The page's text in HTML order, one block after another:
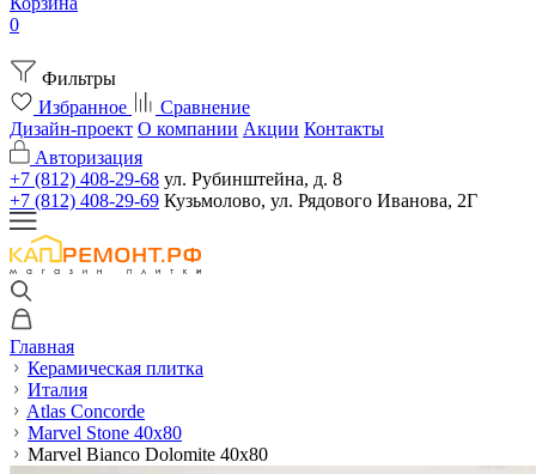
0
Фильтры
Избранное
Сравнение
Дизайн-проект О компании Акции Контакты
Авторизация
+7 (812) 408-29-68 ул. Рубинштейна, д. 8
+7 (812) 408-29-69 Кузьмолово, ул. Рядового Иванова, 2Г
Главная
Керамическая плитка
Италия
Atlas Concorde
Marvel Stone 40x80
Marvel Bianco Dolomite 40x80